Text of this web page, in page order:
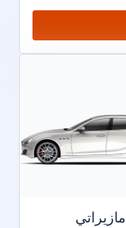
مازيراتي